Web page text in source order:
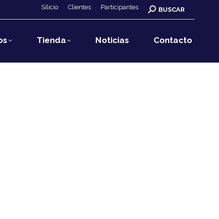
Silicio Clientes Participantes Buscar:
BUSCAR
Tienda Noticias Contacto